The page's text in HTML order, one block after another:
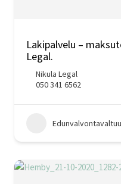
Lakipalvelu –
Legal.
Nikula Legal
050 341 6562